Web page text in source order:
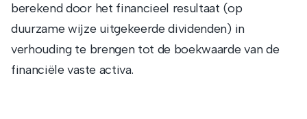
berekend door het financieel resultaat (op
duurzame wijze uitgekeerde dividenden) in
verhouding te brengen tot de boekwaarde van de
financiële vaste activa.